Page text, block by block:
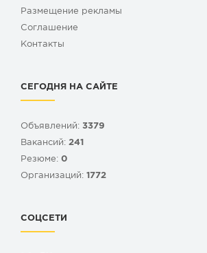
Размещение рекламы
Cоглашение
Контакты
СЕГОДНЯ НА САЙТЕ
Объявлений: 3379
Вакансий: 241
Резюме: 0
Организаций: 1772
СОЦСЕТИ